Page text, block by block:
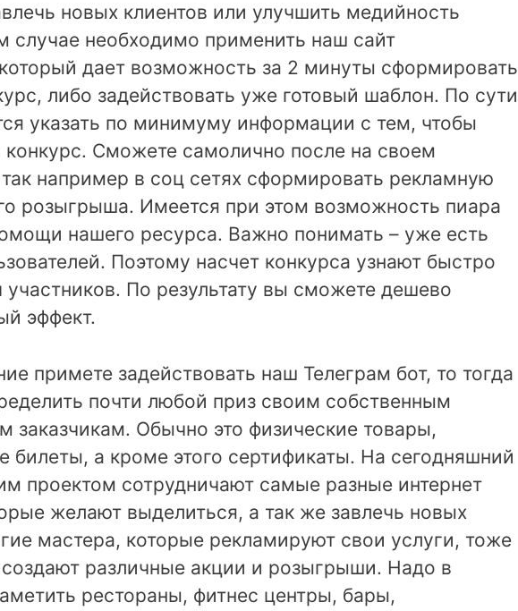
новых клиентов или улучшить медийность
случае необходимо применить наш сайт
дает возможность за 2 минуты сформировать
либо задействовать уже готовый шаблон. По сути
указать по минимуму информации с тем, чтобы
конкурс. Сможете самолично после на своем
например в соц сетях сформировать рекламную
розыгрыша. Имеется при этом возможность пиара
нашего ресурса. Важно понимать – уже есть
Поэтому насчет конкурса узнают быстро
участников. По результату вы сможете дешево
эффект.
примете задействовать наш Телеграм бот, то тогда
почти любой приз своим собственным
заказчикам. Обычно это физические товары,
билеты, а кроме этого сертификаты. На сегодняшний
проектом сотрудничают самые разные интернет
желают выделиться, а так же завлечь новых
мастера, которые рекламируют свои услуги, тоже
создают различные акции и розыгрыши. Надо в
рестораны, фитнес центры, бары,